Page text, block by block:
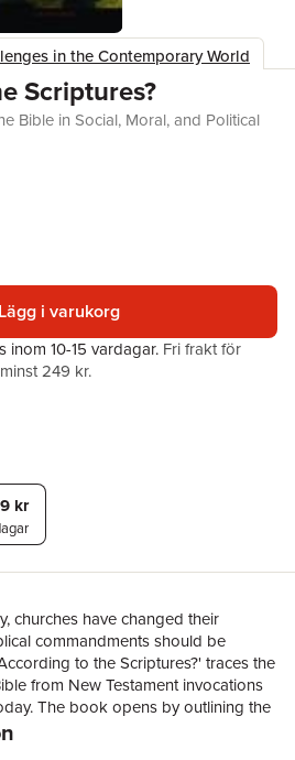
in the Contemporary World
Scriptures?
Bible in Social, Moral, and Political
i varukorg
inom 10-15 vardagar. Fri frakt för
249 kr.
kr
churches have changed their
commandments should be
to the Scriptures?' traces the
from New Testament invocations
The book opens by outlining the
been used to answer social, moral